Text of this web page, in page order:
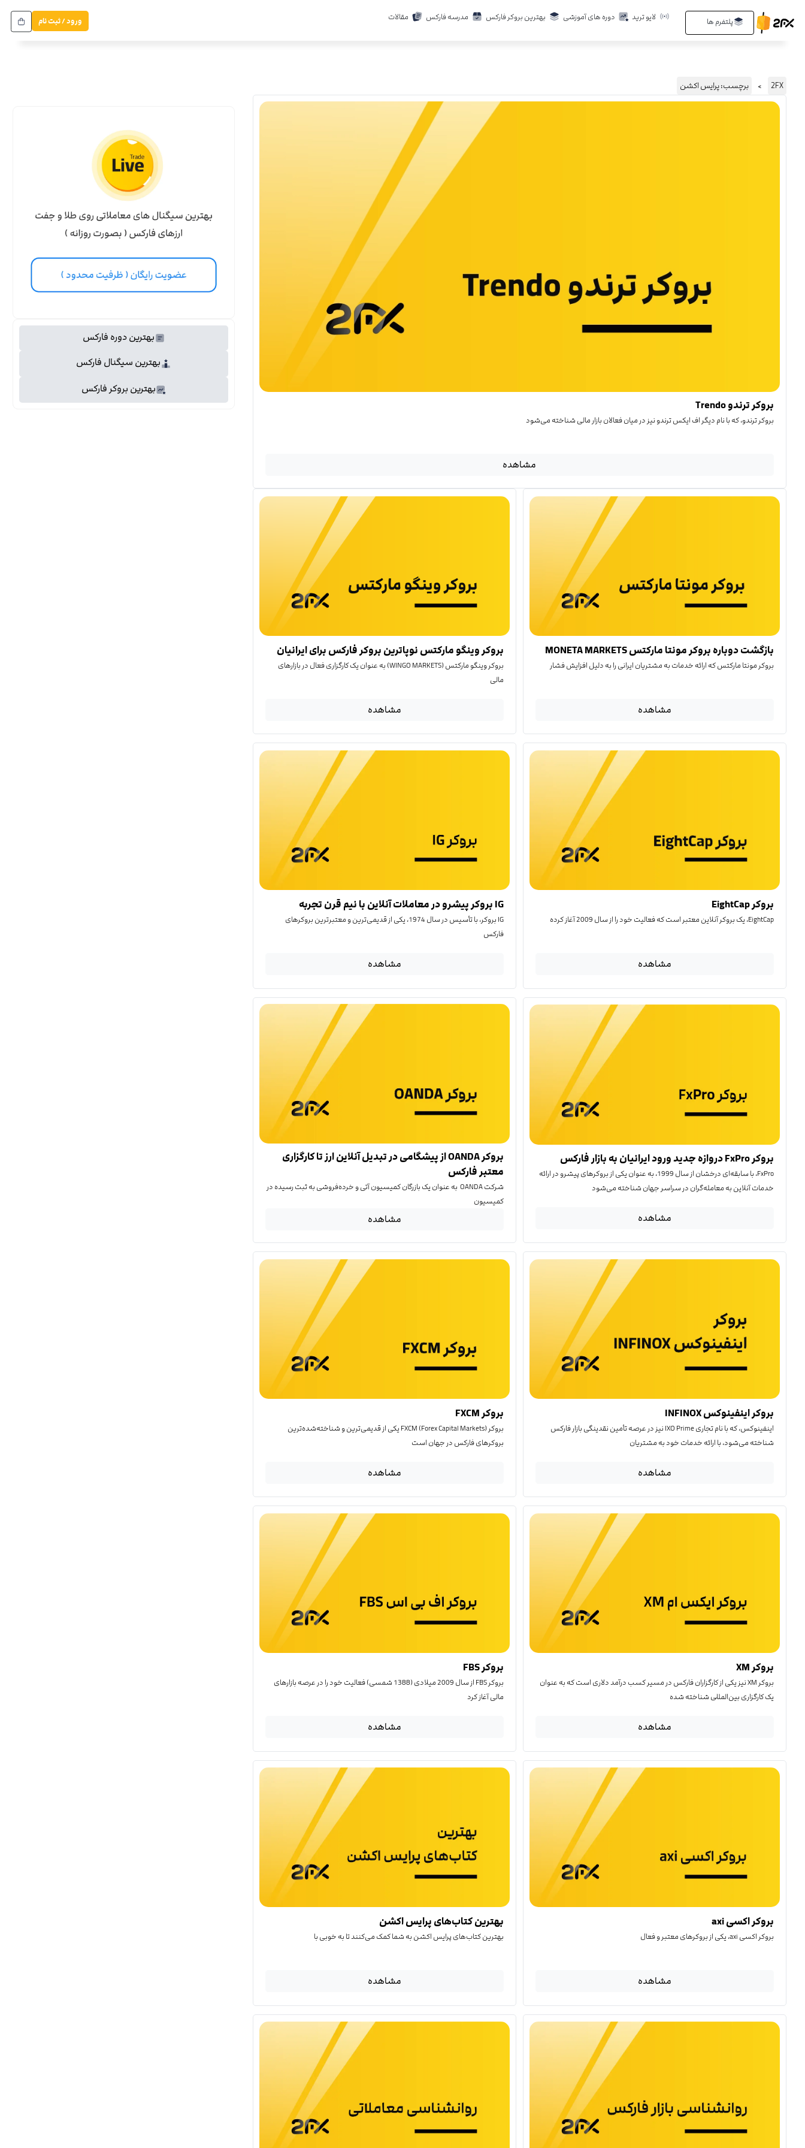
پلتفرم ها لایو ترید دوره های آموزشی بهترین بروکر فارکس مدرسه فارکس مقالات ورود / ثبت نام
2FX برچسب: پرایس اکشن
بروکر ترندو Trendo
بروکر ترندو، که با نام دیگر اف ایکس ترندو نیز در میان فعالان بازار مالی شناخته می‌شود
مشاهده
بازگشت دوباره بروکر مونتا مارکتس MONETA MARKETS
بروکر مونتا مارکتس که ارائه خدمات به مشتریان ایرانی را به دلیل افزایش فشار
مشاهده
بروکر وینگو مارکتس نوپاترین بروکر فارکس برای ایرانیان
بروکر وینگو مارکتس (WINGO MARKETS) به عنوان یک کارگزاری فعال در بازارهای
مالی
مشاهده
بروکر EightCap
EightCap، یک بروکر آنلاین معتبر است که فعالیت خود را از سال 2009 آغاز کرده
مشاهده
IG بروکر پیشرو در معاملات آنلاین با نیم قرن تجربه
IG بروکر، با تأسیس در سال 1974، یکی از قدیمی‌ترین و معتبرترین بروکرهای
فارکس
مشاهده
بروکر FxPro دروازه جدید ورود ایرانیان به بازار فارکس
FxPro، با سابقه‌ای درخشان از سال 1999، به عنوان یکی از بروکرهای پیشرو در ارائه
خدمات آنلاین به معامله‌گران در سراسر جهان شناخته می‌شود
مشاهده
بروکر OANDA از پیشگامی در تبدیل آنلاین ارز تا کارگزاری
معتبر فارکس
شرکت OANDA به عنوان یک بازرگان کمیسیون آتی و خرده‌فروشی به ثبت رسیده در
کمیسیون
مشاهده
بروکر اینفینوکس INFINOX
اینفینوکس، که با نام تجاری IXO Prime نیز در عرصه تأمین نقدینگی بازار فارکس
شناخته می‌شود، با ارائه خدمات خود به مشتریان
مشاهده
بروکر FXCM
بروکر FXCM (Forex Capital Markets) یکی از قدیمی‌ترین و شناخته‌شده‌ترین
بروکرهای فارکس در جهان است
مشاهده
بروکر XM
بروکر XM نیز یکی از کارگزاران فارکس در مسیر کسب درآمد دلاری است که به عنوان
یک کارگزاری بین‌المللی شناخته شده
مشاهده
بروکر FBS
بروکر FBS از سال 2009 میلادی (1388 شمسی) فعالیت خود را در عرصه بازارهای
مالی آغاز کرد
مشاهده
بروکر اکسی axi
بروکر اکسی axi، یکی از بروکرهای معتبر و فعال
مشاهده
بهترین کتاب‌‌های پرایس اکشن
بهترین کتاب‌‌های پرایس اکشن به شما کمک می‌کنند تا به خوبی با
مشاهده
بهترین دوره فارکس
بهترین سیگنال فارکس
بهترین بروکر فارکس